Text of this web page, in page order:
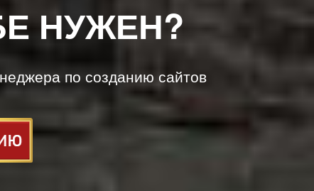
НУЖЕН?
по созданию сайтов